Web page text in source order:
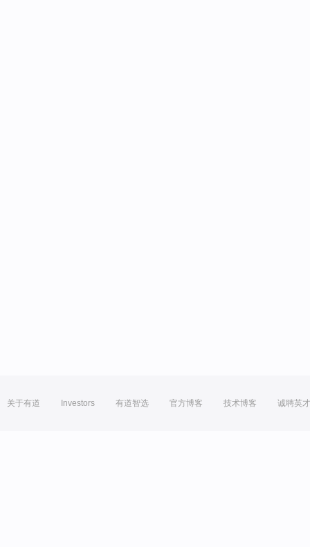
关于有道 Investors 有道智选 官方博客 技术博客 诚聘英才